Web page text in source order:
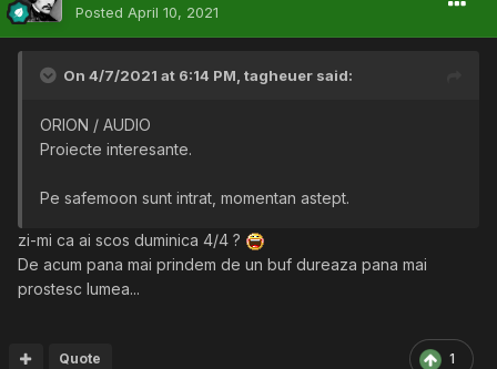
Posted April 10, 2021
On 4/7/2021 at 6:14 PM, tagheuer said:
ORION / AUDIO
Proiecte interesante.
Pe safemoon sunt intrat, momentan astept.
zi-mi ca ai scos duminica 4/4 ?
De acum pana mai prindem de un buf dureaza pana mai
prostesc lumea...
1
Quote